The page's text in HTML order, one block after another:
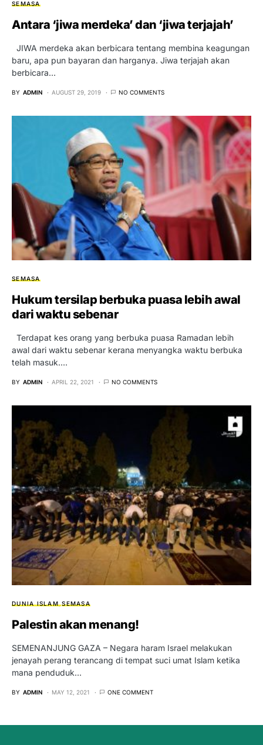
SEMASA
Antara ‘jiwa merdeka’ dan ‘jiwa terjajah’
JIWA merdeka akan berbicara tentang membina keagungan
baru, apa pun bayaran dan harganya. Jiwa terjajah akan
berbicara…
BY ADMIN AUGUST 29, 2019 NO COMMENTS
SEMASA
Hukum tersilap berbuka puasa lebih awal
dari waktu sebenar
Terdapat kes orang yang berbuka puasa Ramadan lebih
awal dari waktu sebenar kerana menyangka waktu berbuka
telah masuk.…
BY ADMIN APRIL 22, 2021 NO COMMENTS
DUNIA ISLAM SEMASA
Palestin akan menang!
SEMENANJUNG GAZA – Negara haram Israel melakukan
jenayah perang terancang di tempat suci umat Islam ketika
mana penduduk…
BY ADMIN MAY 12, 2021 ONE COMMENT